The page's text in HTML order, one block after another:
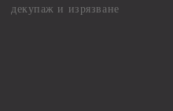
декупаж и изрязване